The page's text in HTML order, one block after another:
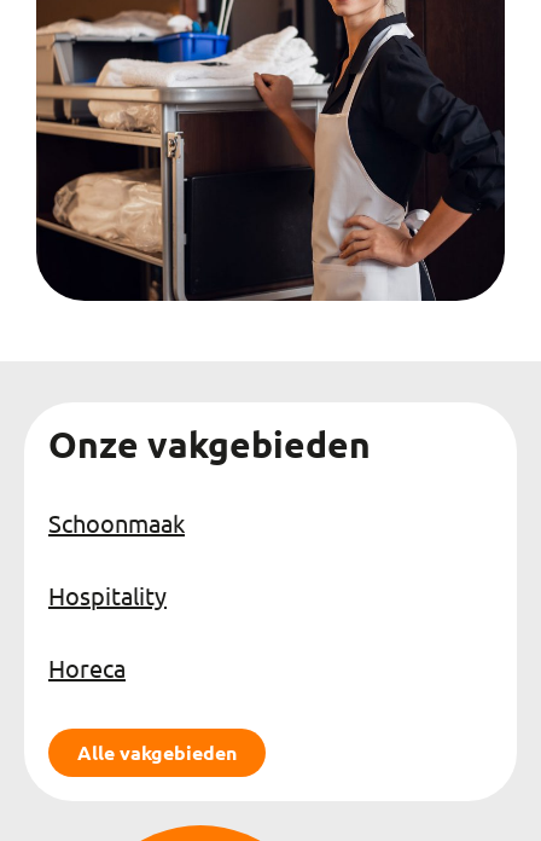
Onze vakgebieden
Schoonmaak
Hospitality
Horeca
Alle vakgebieden